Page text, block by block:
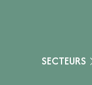
SECTEURS
Nangis